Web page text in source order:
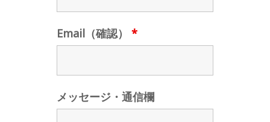
Email（確認） *
メッセージ・通信欄